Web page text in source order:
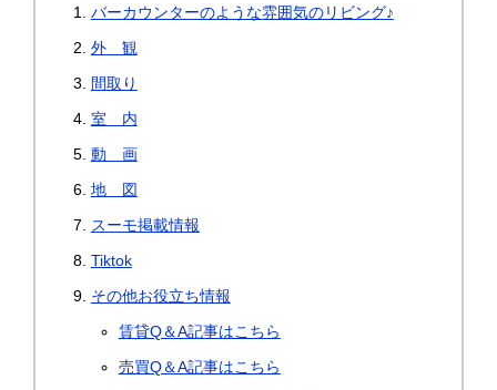
バーカウンターのような雰囲気のリビング♪
外 観
間取り
室 内
動 画
地 図
スーモ掲載情報
Tiktok
その他お役立ち情報
賃貸Q＆A記事はこちら
売買Q＆A記事はこちら